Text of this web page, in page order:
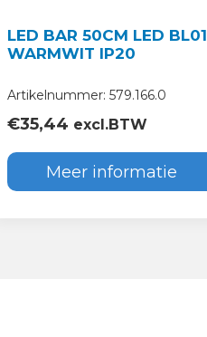
LED BAR 50CM LED BL01
WARMWIT IP20
Artikelnummer: 579.166.0
€35,44 excl.BTW
Meer informatie